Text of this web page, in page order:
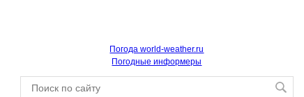
Погода world-weather.ru
Погодные информеры